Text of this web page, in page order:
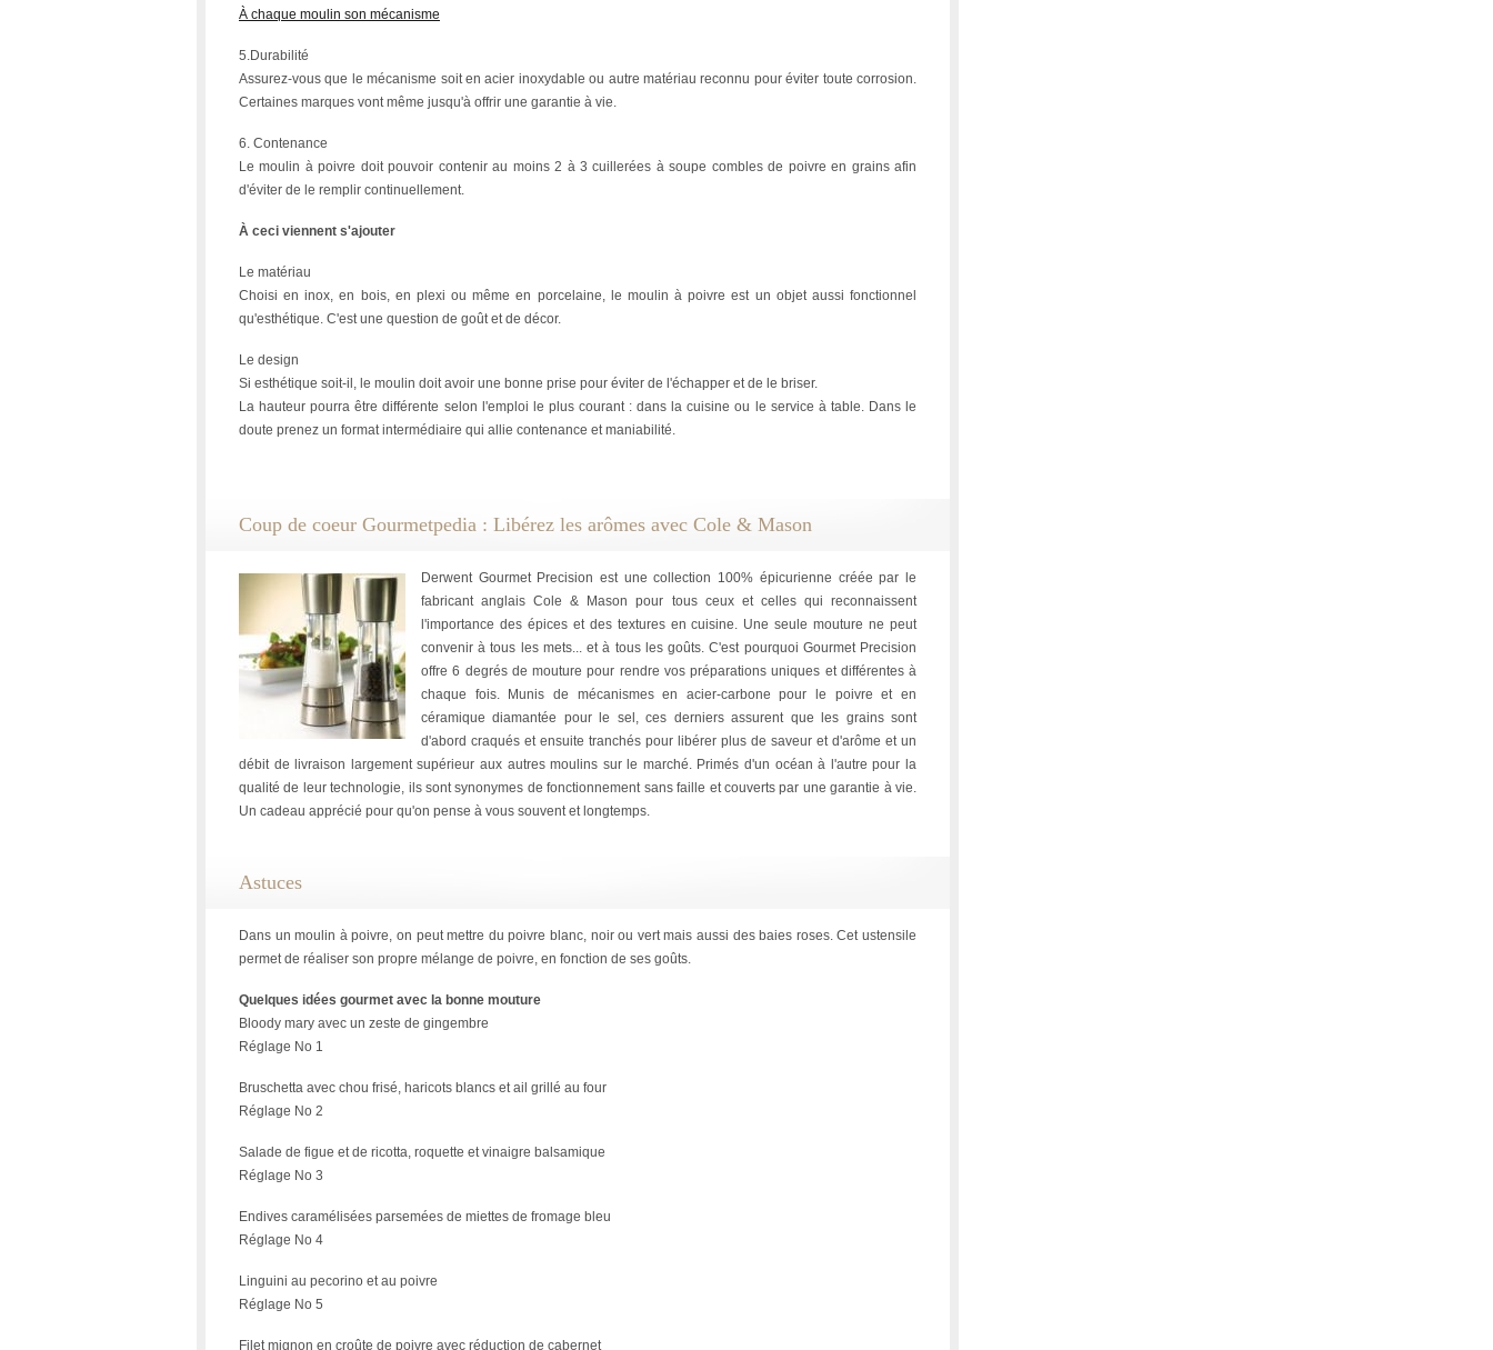
À chaque moulin son mécanisme
5.Durabilité
Assurez-vous que le mécanisme soit en acier inoxydable ou autre matériau reconnu pour éviter toute corrosion.
Certaines marques vont même jusqu'à offrir une garantie à vie.
6. Contenance
Le moulin à poivre doit pouvoir contenir au moins 2 à 3 cuillerées à soupe combles de poivre en grains afin
d'éviter de le remplir continuellement.
À ceci viennent s'ajouter
Le matériau
Choisi en inox, en bois, en plexi ou même en porcelaine, le moulin à poivre est un objet aussi fonctionnel
qu'esthétique. C'est une question de goût et de décor.
Le design
Si esthétique soit-il, le moulin doit avoir une bonne prise pour éviter de l'échapper et de le briser.
La hauteur pourra être différente selon l'emploi le plus courant : dans la cuisine ou le service à table. Dans le
doute prenez un format intermédiaire qui allie contenance et maniabilité.
Coup de coeur Gourmetpedia : Libérez les arômes avec Cole & Mason
Derwent Gourmet Precision est une collection 100% épicurienne créée par le
fabricant anglais Cole & Mason pour tous ceux et celles qui reconnaissent
l'importance des épices et des textures en cuisine. Une seule mouture ne peut
convenir à tous les mets... et à tous les goûts. C'est pourquoi Gourmet Precision
offre 6 degrés de mouture pour rendre vos préparations uniques et différentes à
chaque fois. Munis de mécanismes en acier-carbone pour le poivre et en
céramique diamantée pour le sel, ces derniers assurent que les grains sont
d'abord craqués et ensuite tranchés pour libérer plus de saveur et d'arôme et un
débit de livraison largement supérieur aux autres moulins sur le marché. Primés d'un océan à l'autre pour la
qualité de leur technologie, ils sont synonymes de fonctionnement sans faille et couverts par une garantie à vie.
Un cadeau apprécié pour qu'on pense à vous souvent et longtemps.
Astuces
Dans un moulin à poivre, on peut mettre du poivre blanc, noir ou vert mais aussi des baies roses. Cet ustensile
permet de réaliser son propre mélange de poivre, en fonction de ses goûts.
Quelques idées gourmet avec la bonne mouture
Bloody mary avec un zeste de gingembre
Réglage No 1
Bruschetta avec chou frisé, haricots blancs et ail grillé au four
Réglage No 2
Salade de figue et de ricotta, roquette et vinaigre balsamique
Réglage No 3
Endives caramélisées parsemées de miettes de fromage bleu
Réglage No 4
Linguini au pecorino et au poivre
Réglage No 5
Filet mignon en croûte de poivre avec réduction de cabernet